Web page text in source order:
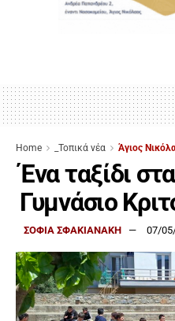
Home _Τοπικά νέα Άγιος
Ένα ταξίδι
Γυμνάσιο
ΣΟΦΙΑ ΣΦΑΚΙΑΝΑΚΗ 07/